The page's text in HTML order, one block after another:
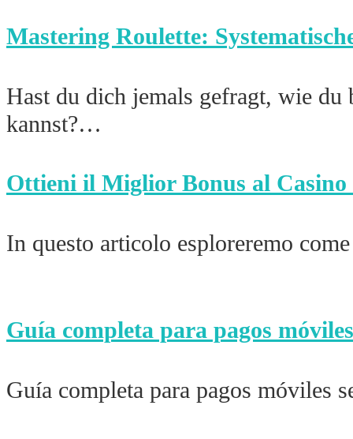
Mastering Roulette:
Hast du dich jemals gefragt, wie du
kannst?…
Ottieni il Miglior Bonus al
In questo articolo esploreremo
Guía completa para pagos
Guía completa para pagos móviles